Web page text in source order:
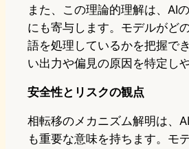
また、この理論的理解は、AI
にも寄与します。モデルがど
語を処理しているかを把握で
い出力や偏見の原因を特定し
安全性とリスクの観点
相転移のメカニズム解明は、
も重要な意味を持ちます。モ